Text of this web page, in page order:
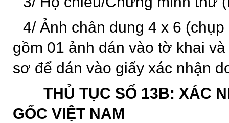
4/ Ảnh chân dung 4 x 6
gồm 01 ảnh dán vào tờ khai
sơ để dán vào giấy xác nhận
THỦ TỤC SỐ 13B: XÁC
GỐC VIỆT NAM